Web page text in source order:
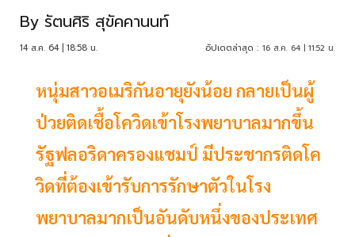
By รัตนศิริ สุขัคคานนท์
14 ส.ค. 64 | 18:58 น. อัปเดตล่าสุด : 16 ส.ค. 64 | 11:52 น.
หนุ่มสาวอเมริกันอายุยังน้อย กลายเป็นผู้
ป่วยติดเชื้อโควิดเข้าโรงพยาบาลมากขึ้น
รัฐฟลอริดาครองแชมป์ มีประชากรติดโค
วิดที่ต้องเข้ารับการรักษาตัวในโรง
พยาบาลมากเป็นอันดับหนึ่งของประเทศ